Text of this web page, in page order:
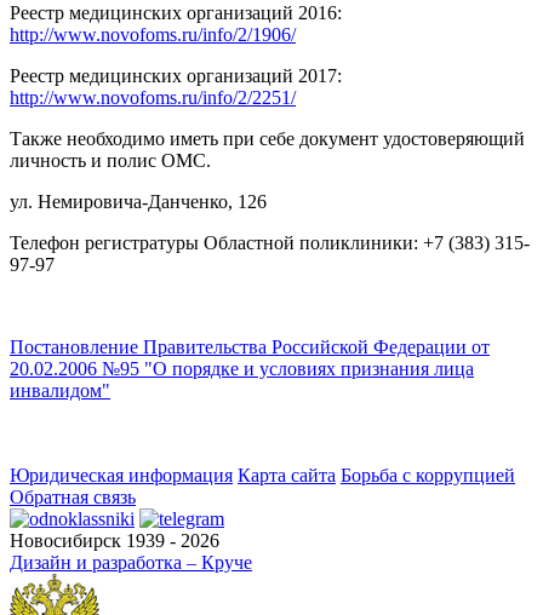
Реестр медицинских организаций 2016:
http://www.novofoms.ru/info/2/1906/
Реестр медицинских организаций 2017:
http://www.novofoms.ru/info/2/2251/
Также необходимо иметь при себе документ удостоверяющий
личность и полис ОМС.
ул. Немировича-Данченко, 126
Телефон регистратуры Областной поликлиники: +7 (383) 315-
97-97
Постановление Правительства Российской Федерации от
20.02.2006 №95 "О порядке и условиях признания лица
инвалидом"
Юридическая информация Карта сайта Борьба с коррупцией
Обратная связь
Новосибирск 1939 - 2026
Дизайн и разработка – Круче